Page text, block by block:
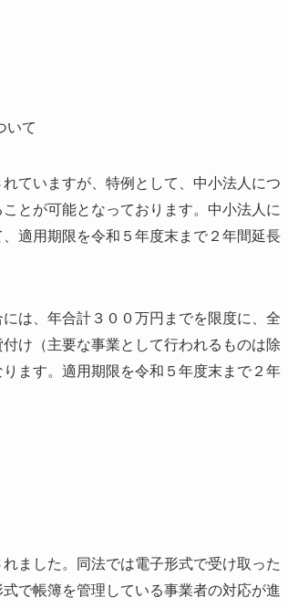
いて
ていますが、特例として、中小法人につ
とが可能となっております。中小法人に
適用期限を令和５年度末まで２年間延長
は、年合計３００万円までを限度に、全
け（主要な事業として行われるものは除
ます。適用期限を令和５年度末まで２年
ました。同法では電子形式で受け取った
で帳簿を管理している事業者の対応が進